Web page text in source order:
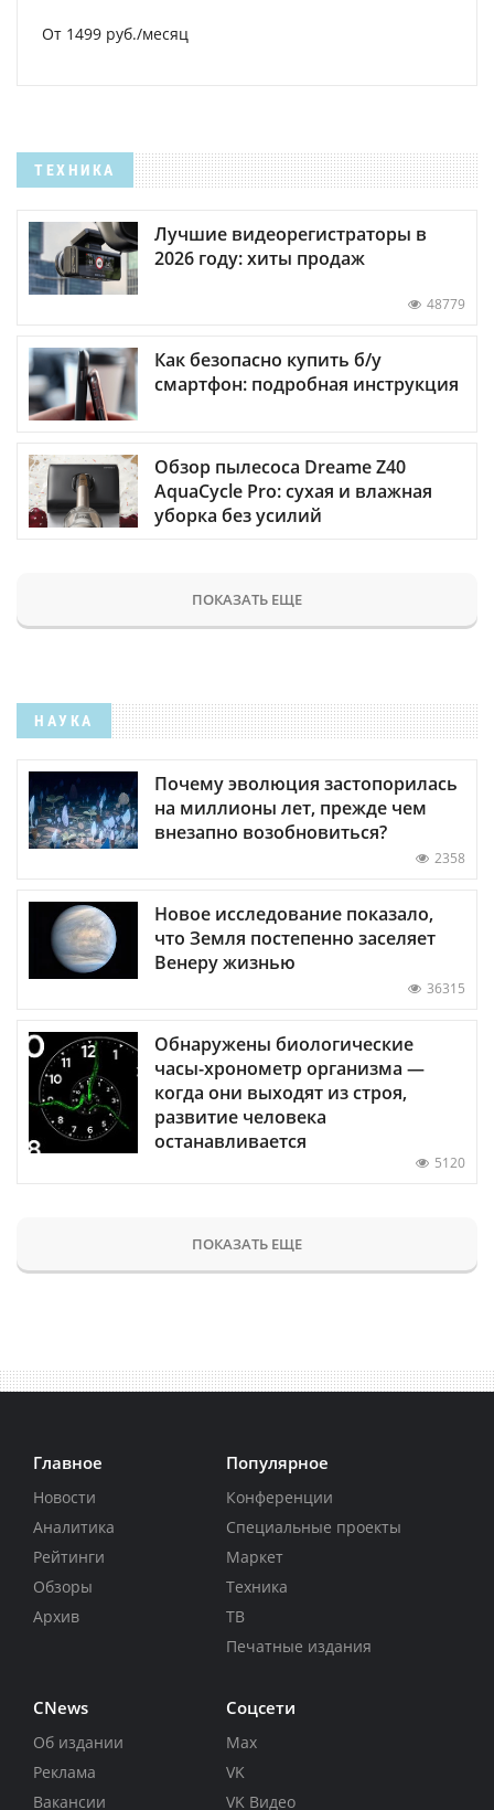
От 1499 руб./месяц
ТЕХНИКА
Лучшие видеорегистраторы в
2026 году: хиты продаж
48779
Как безопасно купить б/у
смартфон: подробная инструкция
Обзор пылесоса Dreame Z40
AquaCycle Pro: сухая и влажная
уборка без усилий
ПОКАЗАТЬ ЕЩЕ
НАУКА
Почему эволюция застопорилась
на миллионы лет, прежде чем
внезапно возобновиться?
2358
Новое исследование показало,
что Земля постепенно заселяет
Венеру жизнью
36315
Обнаружены биологические
часы-хронометр организма —
когда они выходят из строя,
развитие человека
останавливается
5120
ПОКАЗАТЬ ЕЩЕ
Главное
Новости
Аналитика
Рейтинги
Обзоры
Архив
Популярное
Конференции
Специальные проекты
Маркет
Техника
ТВ
Печатные издания
CNews
Об издании
Реклама
Вакансии
Соцсети
Max
VK
VK Видео